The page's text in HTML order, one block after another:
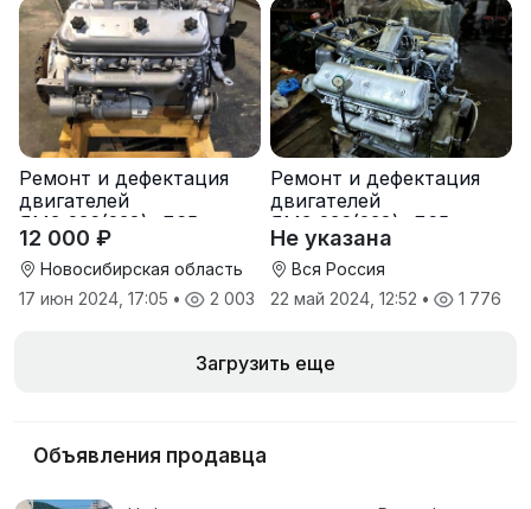
Ремонт и дефектация
двигателей
ЯМЗ-236(238), Д65,
ЯАЗ-204, 4ч-8,5/11, ЗИЛ
12 000 ₽
Новосибирская область
17 июн 2024, 17:05 • 2 003
Ремонт и дефектация
двигателей
ЯМЗ-236(238), Д65,
ЯАЗ-204, 4ч-8,5/11, ЗИЛ
Не указана
Вся Россия
22 май 2024, 12:52 • 1 776
Загрузить еще
Объявления продавца